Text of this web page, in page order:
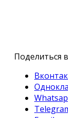
Поделиться